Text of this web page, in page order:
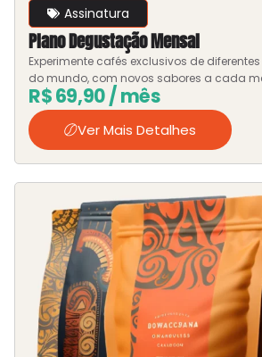
Assinatura
Plano Degustação Mensal
Experimente cafés exclusivos de
do mundo, com novos sabores a cada
R$69,90/ mês
Ver Mais Detalhes